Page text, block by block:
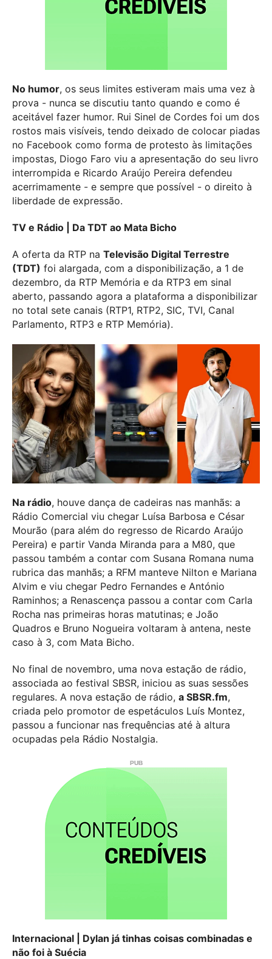
No humor, os seus limites estiveram mais uma vez à
prova - nunca se discutiu tanto quando e como é
aceitável fazer humor. Rui Sinel de Cordes foi um dos
rostos mais visíveis, tendo deixado de colocar piadas
no Facebook como forma de protesto às limitações
impostas, Diogo Faro viu a apresentação do seu livro
interrompida e Ricardo Araújo Pereira defendeu
acerrimamente - e sempre que possível - o direito à
liberdade de expressão.
TV e Rádio | Da TDT ao Mata Bicho
A oferta da RTP na Televisão Digital Terrestre
(TDT) foi alargada, com a disponibilização, a 1 de
dezembro, da RTP Memória e da RTP3 em sinal
aberto, passando agora a plataforma a disponibilizar
no total sete canais (RTP1, RTP2, SIC, TVI, Canal
Parlamento, RTP3 e RTP Memória).
Na rádio, houve dança de cadeiras nas manhãs: a
Rádio Comercial viu chegar Luísa Barbosa e César
Mourão (para além do regresso de Ricardo Araújo
Pereira) e partir Vanda Miranda para a M80, que
passou também a contar com Susana Romana numa
rubrica das manhãs; a RFM manteve Nilton e Mariana
Alvim e viu chegar Pedro Fernandes e António
Raminhos; a Renascença passou a contar com Carla
Rocha nas primeiras horas matutinas; e João
Quadros e Bruno Nogueira voltaram à antena, neste
caso à 3, com Mata Bicho.
No final de novembro, uma nova estação de rádio,
associada ao festival SBSR, iniciou as suas sessões
regulares. A nova estação de rádio, a SBSR.fm,
criada pelo promotor de espetáculos Luís Montez,
passou a funcionar nas frequências até à altura
ocupadas pela Rádio Nostalgia.
Internacional | Dylan já tinhas coisas combinadas e
não foi à Suécia